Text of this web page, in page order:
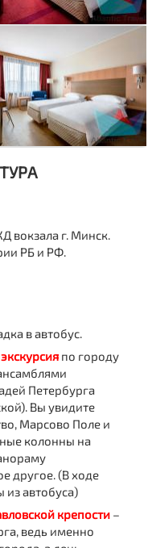
вокзала г. Минск.
РБ и РФ.
в автобус.
по городу
Петербурга
Вы увидите
Марсово Поле и
колонны на
другое. (В ходе
автобуса)
крепости–
ведь именно